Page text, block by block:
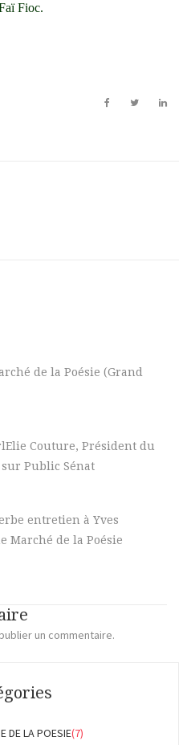
Fioc.
de la Poésie (Grand
Couture, Président du
sur Public Sénat
entretien à Yves
Marché de la Poésie
un commentaire.
DE LA POESIE(7)